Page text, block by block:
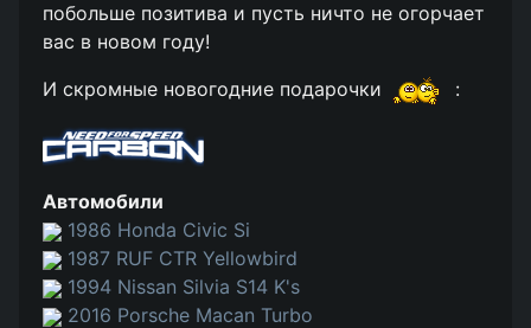
побольше позитива и пусть ничто не огорчает
вас в новом году!
И скромные новогодние подарочки :
Автомобили
1986 Honda Civic Si
1987 RUF CTR Yellowbird
1994 Nissan Silvia S14 K's
2016 Porsche Macan Turbo